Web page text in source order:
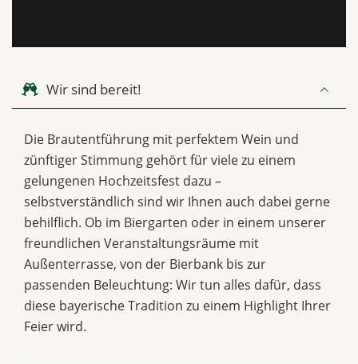
Wir sind bereit!
Die Brautentführung mit perfektem Wein und
zünftiger Stimmung gehört für viele zu einem
gelungenen Hochzeitsfest dazu –
selbstverständlich sind wir Ihnen auch dabei gerne
behilflich. Ob im Biergarten oder in einem unserer
freundlichen Veranstaltungsräume mit
Außenterrasse, von der Bierbank bis zur
passenden Beleuchtung: Wir tun alles dafür, dass
diese bayerische Tradition zu einem Highlight Ihrer
Feier wird.